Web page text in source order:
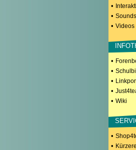
•
• Sounds
• Videos
•
•
•
•
• Wiki
•
•